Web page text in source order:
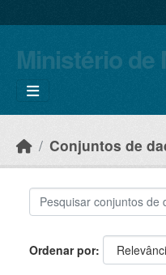
Ministério de
Conjuntos de
Ordenar por